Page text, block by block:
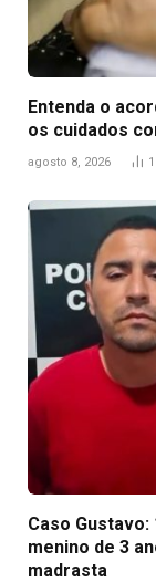
Entenda o
os cuidados
agosto 8, 2026 1
Caso
menino de 3
madrasta